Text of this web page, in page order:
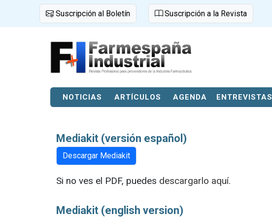
Suscripción al Boletín Suscripción a la Revista
NOTICIAS ARTÍCULOS AGENDA ENTREVISTAS
Mediakit (versión español)
Descargar Mediakit
Si no ves el PDF, puedes descargarlo aquí.
Mediakit (english version)